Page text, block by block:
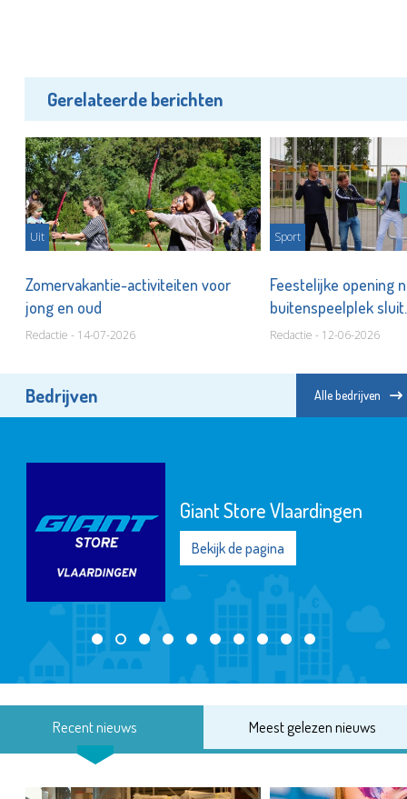
Gerelateerde berichten
Uit
Zomervakantie-activiteiten voor
jong en oud
Redactie - 14-07-2026
Sport
Feestelijke opening
buitenspeelplek sluit
Buitenspeelweek af
Redactie - 12-06-2026
Bedrijven Alle bedrijven
Giant Store Vlaardingen
Bekijk de pagina
Recent nieuws Meest gelezen nieuws